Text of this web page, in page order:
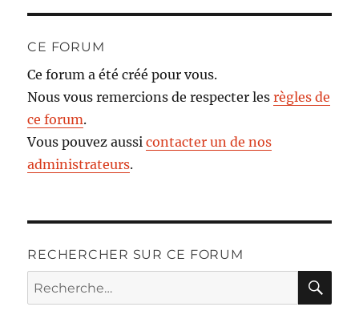
CE FORUM
Ce forum a été créé pour vous.
Nous vous remercions de respecter lesrègles de
ce forum.
Vous pouvez aussicontacter un de nos
administrateurs.
RECHERCHER SUR CE FORUM
Recherche
pour :